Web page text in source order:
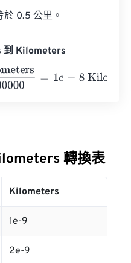
0.5 公里。
到 Kilometers
1000000000 -8
轉換表
Kilometers
1e-9
2e-9